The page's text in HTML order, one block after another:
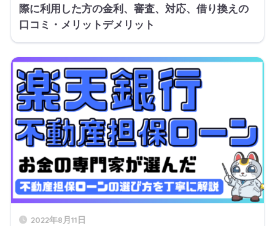
際に利用した方の金利、審査、対応、借り換えの
口コミ・メリットデメリット
2022年8月11日